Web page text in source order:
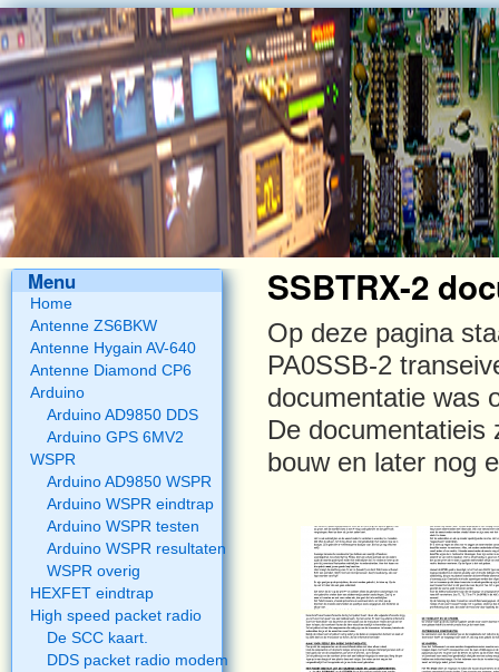
SSBTRX-2
Op deze pagina
PA0SSB-2
documentatie was
De
bouw en later nog
Menu
Home
Antenne ZS6BKW
Antenne Hygain AV-640
Antenne Diamond CP6
Arduino
Arduino AD9850 DDS
Arduino GPS 6MV2
WSPR
Arduino AD9850 WSPR
Arduino WSPR eindtrap
Arduino WSPR testen
Arduino WSPR resultaten
WSPR overig
HEXFET eindtrap
High speed packet radio
De SCC kaart.
DDS packet radio modem